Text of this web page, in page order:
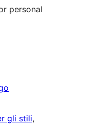
personal
gli stili